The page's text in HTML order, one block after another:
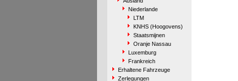
Niederlande
LTM
KNHS (Hoogovens)
Staatsmijnen
Oranje Nassau
Luxemburg
Frankreich
Erhaltene Fahrzeuge
Zerlegungen